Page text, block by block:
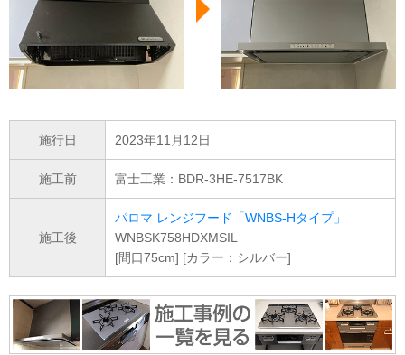
施行日 2023年11月12日
施工前 富士工業：BDR-3HE-7517BK
施工後
パロマ レンジフード「WNBS-Hタイプ」
WNBSK758HDXMSIL
[間口75cm] [カラー：シルバー]